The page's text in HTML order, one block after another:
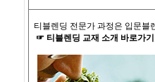
티블렌딩 전문가 과정은 입문블
☞ 티블렌딩 교재 소개 바로가기